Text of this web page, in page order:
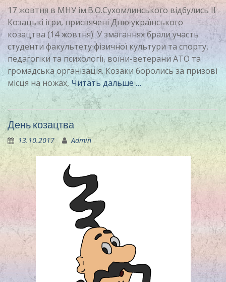
17 жовтня в МНУ ім.В.О.Сухомлинського відбулись II
Козацькі ігри, присвячені Дню українського
козацтва (14 жовтня). У змаганнях брали участь
студенти факультету фізичної культури та спорту,
педагогіки та психології, воїни-ветерани АТО та
громадська організація. Козаки боролись за призові
місця на ножах, Читать дальше …
День козацтва
13.10.2017 Admin